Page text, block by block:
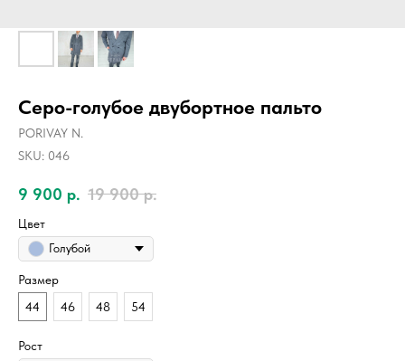
Серо-голубое двубортное пальто
PORIVAY N.
SKU: 046
9 900 р. 19 900 р.
Цвет
Голубой
Размер
44
46 48 54
Рост